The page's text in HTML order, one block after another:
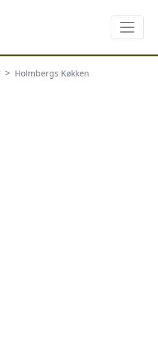
Holmbergs Køkken